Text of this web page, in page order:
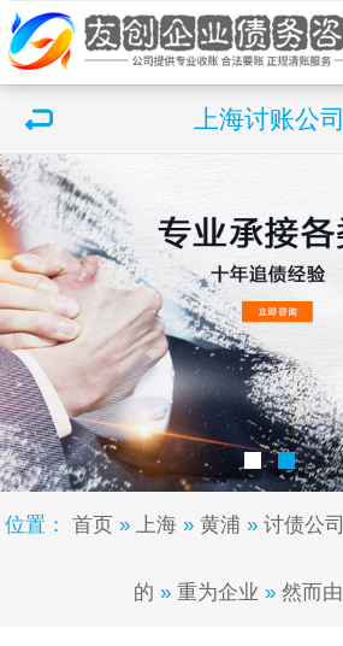
上海讨账公司
位置： 首页 » 上海 » 黄浦 » 讨债公司
的 » 重为企业 » 然而由